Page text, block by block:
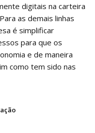
digitais na carteira
as demais linhas
é simplificar
para que os
e de maneira
como tem sido nas